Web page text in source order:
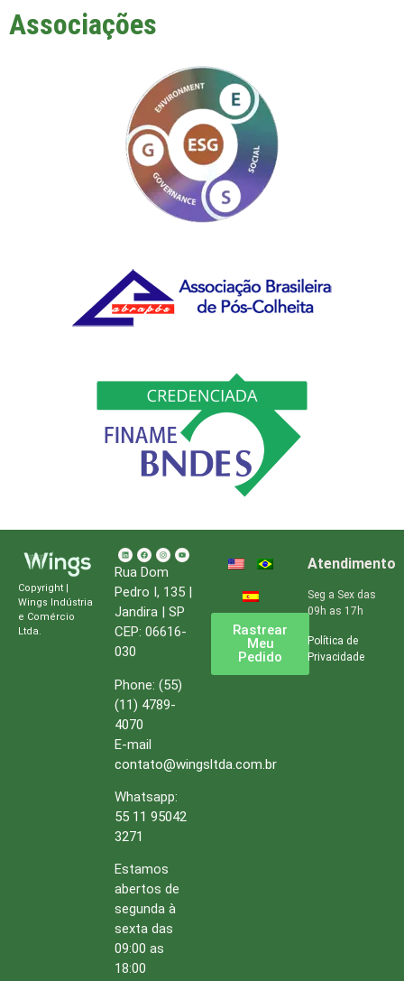
Associações
Copyright |
Wings Indústria
e Comércio
Ltda.
Rua Dom
Pedro I, 135 |
Jandira | SP
CEP: 06616-
030
Phone: (55)
(11) 4789-
4070
E-mail
contato@wingsltda.com.br
Whatsapp:
55 11 95042
3271
Estamos
abertos de
segunda à
sexta das
09:00 as
18:00
Rastrear
Meu
Pedido
Atendimento
Seg a Sex das
09h as 17h
Política de
Privacidade